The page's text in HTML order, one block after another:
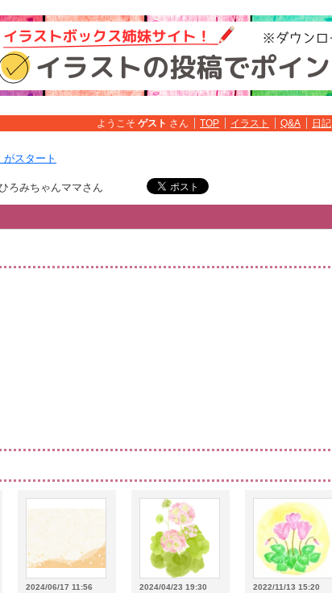
ようこそ ゲスト さん TOP イラスト Q&A 日記
スタート
ろみちゃんママさん
2024/06/17 11:56 2024/04/23 19:30 2022/11/13 15:20